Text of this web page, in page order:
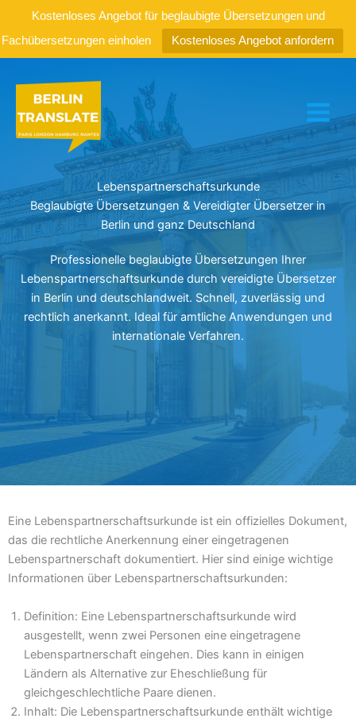
Kostenloses Angebot für beglaubigte Übersetzungen und
Fachübersetzungen einholen
Kostenloses Angebot anfordern
Inhalt
springen
Lebenspartnerschaftsurkunde
Beglaubigte Übersetzungen & Vereidigter Übersetzer in
Berlin und ganz Deutschland
Professionelle beglaubigte Übersetzungen Ihrer
Lebenspartnerschaftsurkunde durch vereidigte Übersetzer
in Berlin und deutschlandweit. Schnell, zuverlässig und
rechtlich anerkannt. Ideal für amtliche Anwendungen und
internationale Verfahren.
Eine Lebenspartnerschaftsurkunde ist ein offizielles Dokument,
das die rechtliche Anerkennung einer eingetragenen
Lebenspartnerschaft dokumentiert. Hier sind einige wichtige
Informationen über Lebenspartnerschaftsurkunden:
Definition: Eine Lebenspartnerschaftsurkunde wird
ausgestellt, wenn zwei Personen eine eingetragene
Lebenspartnerschaft eingehen. Dies kann in einigen
Ländern als Alternative zur Eheschließung für
gleichgeschlechtliche Paare dienen.
Inhalt: Die Lebenspartnerschaftsurkunde enthält wichtige